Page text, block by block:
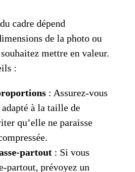
cadre dépend
de la photo ou
mettre en valeur.
:
: Assurez-vous
à la taille de
qu’elle ne paraisse
partout : Si vous
partout, prévoyez un